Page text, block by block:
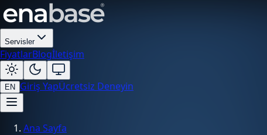
Servisler
FiyatlarBlogİletişim
EN Giriş YapÜcretsiz Deneyin
Ana Sayfa